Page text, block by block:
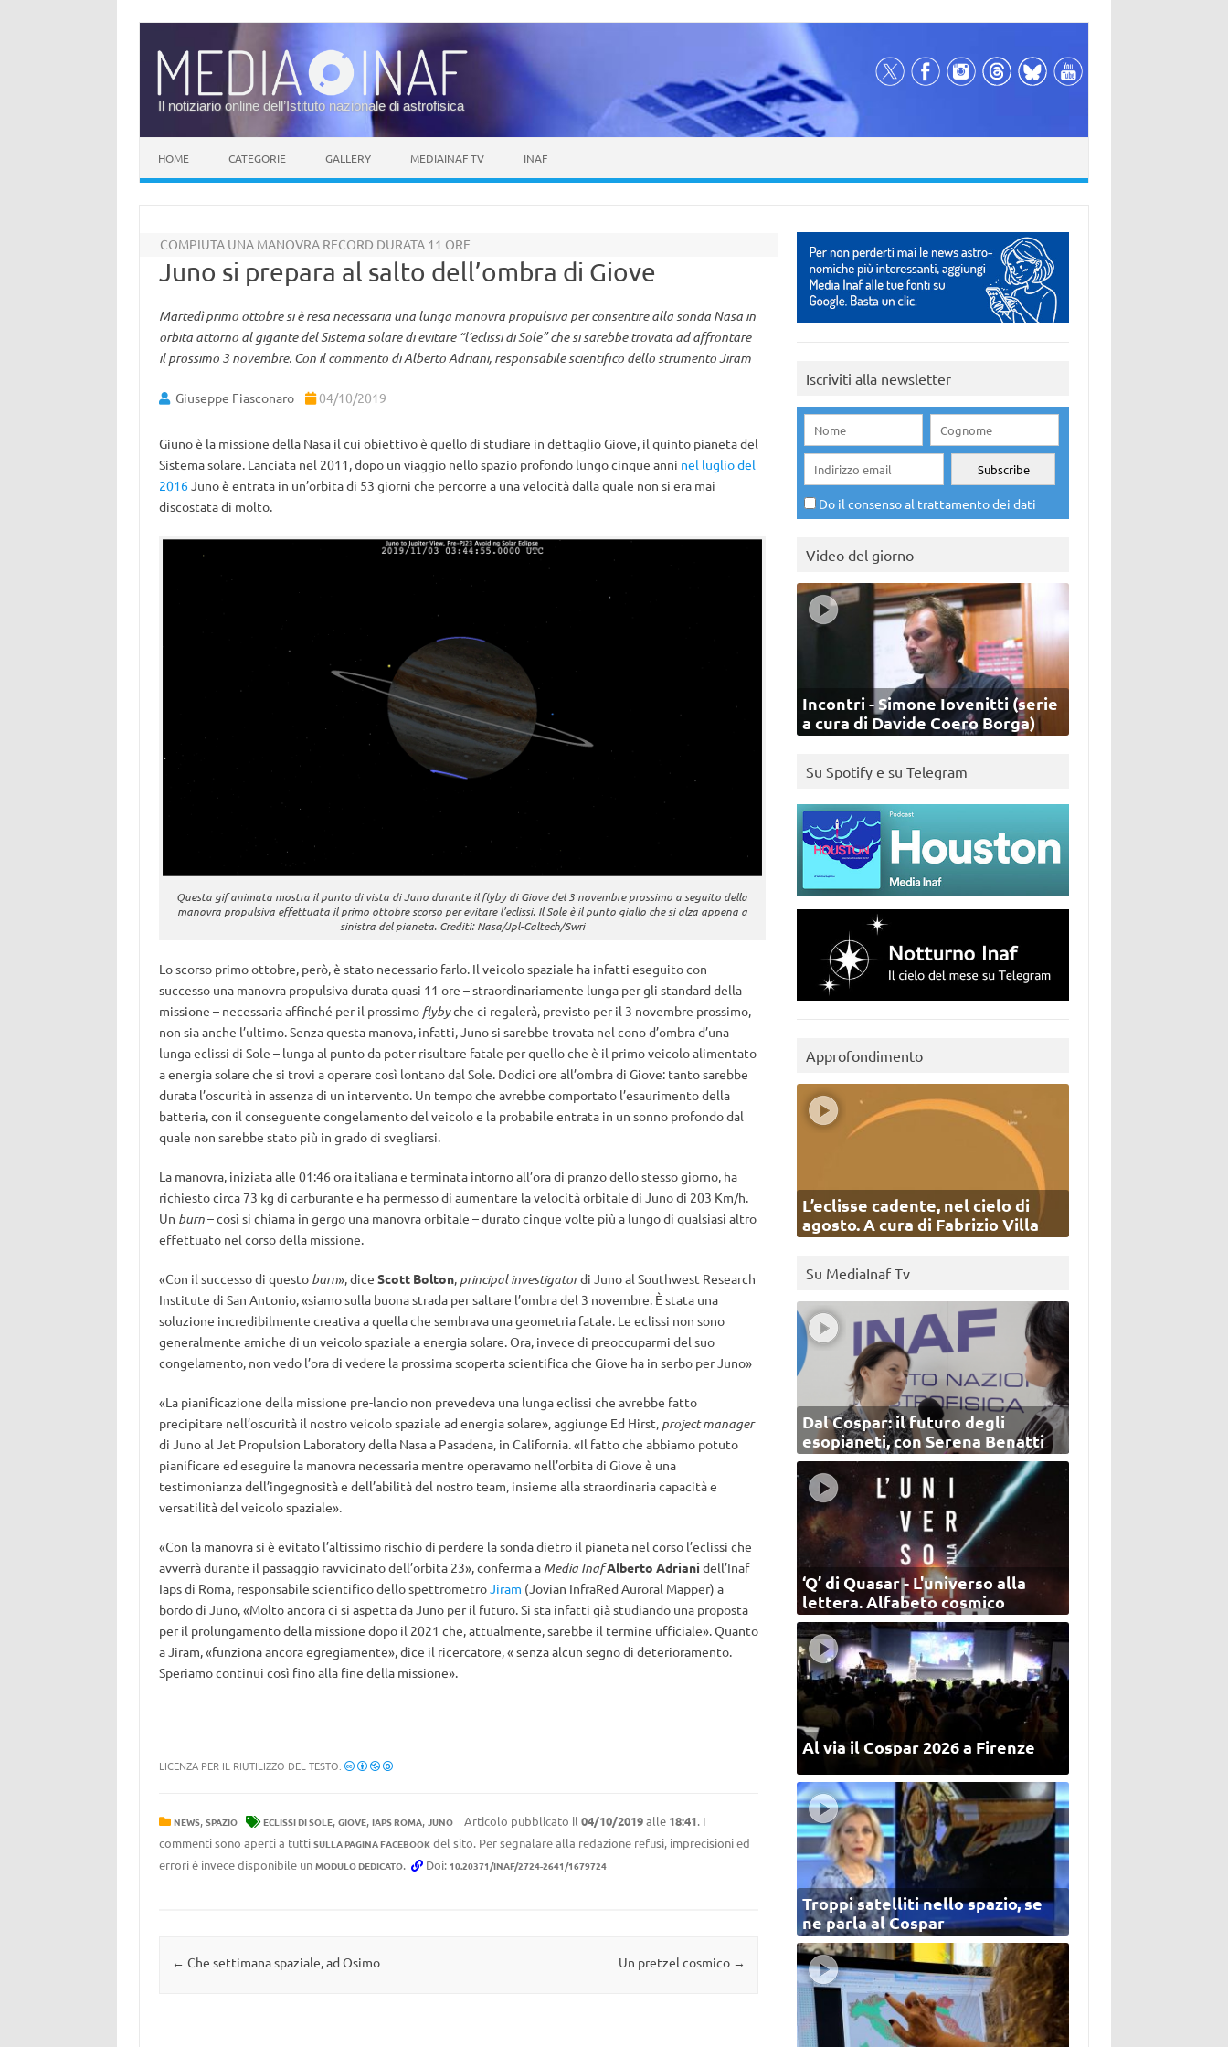
Il notiziario online dell’Istituto nazionale di astrofisica
HOME CATEGORIE GALLERY MEDIAINAF TV INAF
COMPIUTA UNA MANOVRA RECORD DURATA 11 ORE
Juno si prepara al salto dell’ombra di Giove
Martedì primo ottobre si è resa necessaria una lunga manovra propulsiva per consentire alla sonda Nasa in
orbita attorno al gigante del Sistema solare di evitare “l’eclissi di Sole” che si sarebbe trovata ad affrontare
il prossimo 3 novembre. Con il commento di Alberto Adriani, responsabile scientifico dello strumento Jiram
Giuseppe Fiasconaro 04/10/2019
Giuno è la missione della Nasa il cui obiettivo è quello di studiare in dettaglio Giove, il quinto pianeta del
Sistema solare. Lanciata nel 2011, dopo un viaggio nello spazio profondo lungo cinque anni nel luglio del
2016Juno è entrata in un’orbita di 53 giorni che percorre a una velocità dalla quale non si era mai
discostata di molto.
Questa gif animata mostra il punto di vista di Juno durante il flyby di Giove del 3 novembre prossimo a seguito della
manovra propulsiva effettuata il primo ottobre scorso per evitare l’eclissi. Il Sole è il punto giallo che si alza appena a
sinistra del pianeta. Crediti: Nasa/Jpl-Caltech/Swri
Lo scorso primo ottobre, però, è stato necessario farlo. Il veicolo spaziale ha infatti eseguito con
successo una manovra propulsiva durata quasi 11 ore – straordinariamente lunga per gli standard della
missione – necessaria affinché per il prossimo flybyche ci regalerà, previsto per il 3 novembre prossimo,
non sia anche l’ultimo. Senza questa manova, infatti, Juno si sarebbe trovata nel cono d’ombra d’una
lunga eclissi di Sole – lunga al punto da poter risultare fatale per quello che è il primo veicolo alimentato
a energia solare che si trovi a operare così lontano dal Sole. Dodici ore all’ombra di Giove: tanto sarebbe
durata l’oscurità in assenza di un intervento. Un tempo che avrebbe comportato l’esaurimento della
batteria, con il conseguente congelamento del veicolo e la probabile entrata in un sonno profondo dal
quale non sarebbe stato più in grado di svegliarsi.
La manovra, iniziata alle 01:46 ora italiana e terminata intorno all’ora di pranzo dello stesso giorno, ha
richiesto circa 73 kg di carburante e ha permesso di aumentare la velocità orbitale di Juno di 203 Km/h.
Un burn– così si chiama in gergo una manovra orbitale – durato cinque volte più a lungo di qualsiasi altro
effettuato nel corso della missione.
«Con il successo di questo burn», dice Scott Bolton, principal investigatordi Juno al Southwest Research
Institute di San Antonio, «siamo sulla buona strada per saltare l’ombra del 3 novembre. Èstata una
soluzione incredibilmente creativa a quella che sembrava una geometria fatale. Le eclissi non sono
generalmente amiche di un veicolo spaziale a energia solare. Ora, invece di preoccuparmi del suo
congelamento, non vedo l’ora di vedere la prossima scoperta scientifica che Giove ha in serbo per Juno»
«La pianificazione della missione pre-lancio non prevedeva una lunga eclissi che avrebbe fatto
precipitare nell’oscurità il nostro veicolo spaziale ad energia solare», aggiunge Ed Hirst, project manager
di Juno al Jet Propulsion Laboratory della Nasa a Pasadena, in California. «Il fatto che abbiamo potuto
pianificare ed eseguire la manovra necessaria mentre operavamo nell’orbita di Giove è una
testimonianza dell’ingegnosità e dell’abilità del nostro team, insieme alla straordinaria capacità e
versatilità del veicolo spaziale».
«Con la manovra si è evitato l’altissimo rischio di perdere la sonda dietro il pianeta nel corso l’eclissi che
avverrà durante il passaggio ravvicinato dell’orbita 23», conferma a Media InafAlberto Adriani dell’Inaf
Iaps di Roma, responsabile scientifico dello spettrometroJiram (Jovian InfraRed Auroral Mapper) a
bordo di Juno, «Molto ancora ci si aspetta da Juno per il futuro. Si sta infatti già studiando una proposta
per il prolungamento della missione dopo il 2021 che, attualmente, sarebbe il termine ufficiale». Quanto
a Jiram, «funziona ancora egregiamente», dice il ricercatore, « senza alcun segno di deterioramento.
Speriamo continui così fino alla fine della missione».
LICENZA PER IL RIUTILIZZO DEL TESTO:
NEWS, SPAZIO ECLISSI DI SOLE, GIOVE, IAPS ROMA, JUNO Articolo pubblicato il 04/10/2019alle 18:41. I
commenti sono aperti a tutti SULLA PAGINA FACEBOOKdel sito. Per segnalare alla redazione refusi, imprecisioni ed
errori è invece disponibile un MODULO DEDICATO. Doi: 10.20371/INAF/2724-2641/1679724
Navigazione articolo
← Che settimana spaziale, ad Osimo Un pretzel cosmico →
Iscriviti alla newsletter
Do il consenso al trattamento dei dati
Video del giorno
Incontri - Simone Iovenitti (serie
a cura di Davide Coero Borga)
Su Spotify e su Telegram
Approfondimento
L’eclisse cadente, nel cielo di
agosto. A cura di Fabrizio Villa
Su MediaInaf Tv
Dal Cospar: il futuro degli
esopianeti, con Serena Benatti
‘Q’ di Quasar - L'universo alla
lettera. Alfabeto cosmico
Al via il Cospar 2026 a Firenze
Troppi satelliti nello spazio, se
ne parla al Cospar